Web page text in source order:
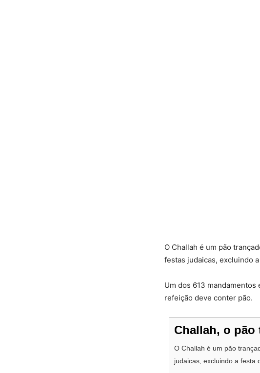
O Challah é um pão
festas judaicas, excluindo
Um dos 613
refeição deve conter pão.
Challah, o pão
O Challah é um pão
judaicas, excluindo a festa